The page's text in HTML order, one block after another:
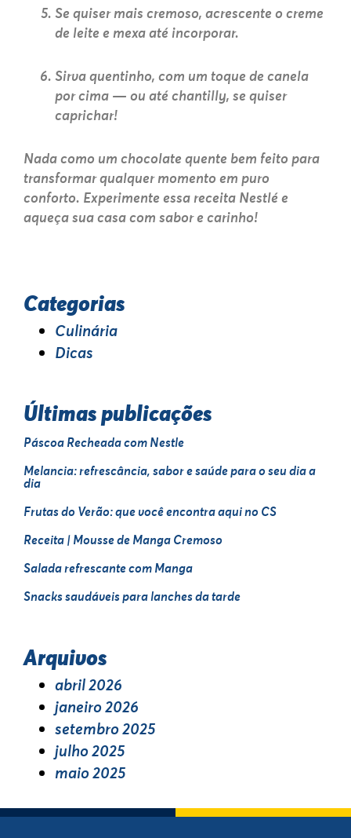
Se quiser mais cremoso, acrescente o creme
de leite e mexa até incorporar.
Sirva quentinho, com um toque de canela
por cima — ou até chantilly, se quiser
caprichar!
Nada como um chocolate quente bem feito para
transformar qualquer momento em puro
conforto. Experimente essa receita Nestlé e
aqueça sua casa com sabor e carinho!
Categorias
Culinária
Dicas
Últimas publicações
Páscoa Recheada com Nestle
Melancia: refrescância, sabor e saúde para o seu dia a
dia
Frutas do Verão: que você encontra aqui no CS
Receita | Mousse de Manga Cremoso
Salada refrescante com Manga
Snacks saudáveis para lanches da tarde
Arquivos
abril 2026
janeiro 2026
setembro 2025
julho 2025
maio 2025